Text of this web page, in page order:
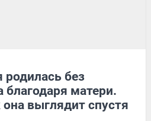
родилась без
матери.
выглядит спустя